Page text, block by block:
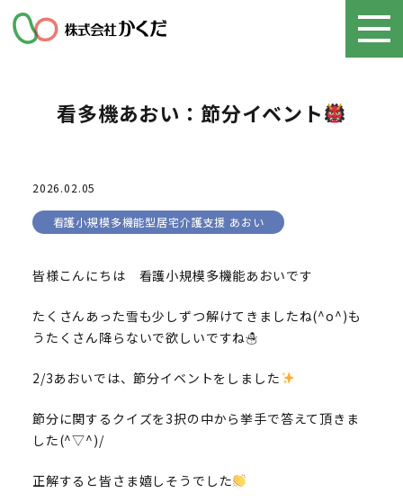
看多機あおい：節分イベント
2026.02.05
看護小規模多機能型居宅介護支援 あおい
皆様こんにちは 看護小規模多機能あおいです
たくさんあった雪も少しずつ解けてきましたね(^o^)も
うたくさん降らないで欲しいですね☃
2/3あおいでは、節分イベントをしました
節分に関するクイズを3択の中から挙手で答えて頂きま
した(^▽^)/
正解すると皆さま嬉しそうでした